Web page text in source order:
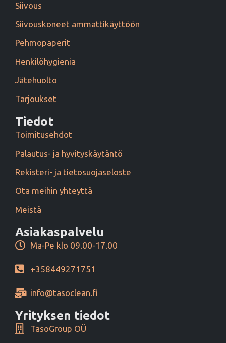
Siivous
Siivouskoneet ammattikäyttöön
Pehmopaperit
Henkilöhygienia
Jätehuolto
Tarjoukset
Tiedot
Toimitusehdot
Palautus- ja hyvityskäytäntö
Rekisteri- ja tietosuojaseloste
Ota meihin yhteyttä
Meistä
Asiakaspalvelu
Ma-Pe klo 09.00-17.00
+358449271751
info@tasoclean.fi
Yrityksen tiedot
TasoGroup OÜ